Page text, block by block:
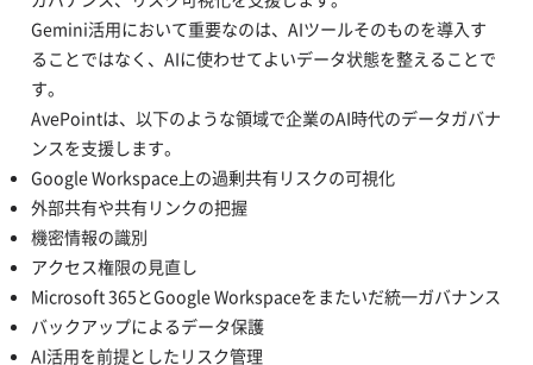
Gemini活用において重要なのは、AIツールそのものを導入す
ることではなく、AIに使わせてよいデータ状態を整えることで
す。
AvePointは、以下のような領域で企業のAI時代のデータガバナ
ンスを支援します。
Google Workspace上の過剰共有リスクの可視化
外部共有や共有リンクの把握
機密情報の識別
アクセス権限の見直し
Microsoft 365とGoogle Workspaceをまたいだ統一ガバナンス
バックアップによるデータ保護
AI活用を前提としたリスク管理